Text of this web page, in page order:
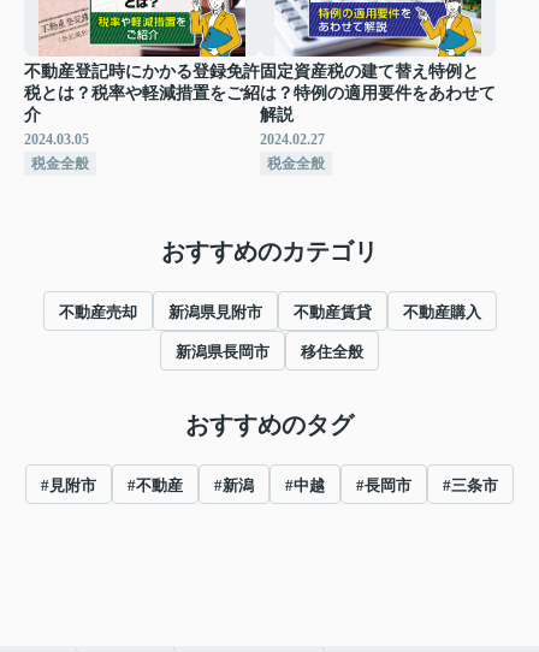
不動産登記時にかかる登録免許
税とは？税率や軽減措置をご紹
介
2024.03.05
税金全般
固定資産税の建て替え特例と
は？特例の適用要件をあわせて
解説
2024.02.27
税金全般
おすすめのカテゴリ
不動産売却 新潟県見附市 不動産賃貸 不動産購入
新潟県長岡市 移住全般
おすすめのタグ
#見附市 #不動産 #新潟 #中越 #長岡市 #三条市